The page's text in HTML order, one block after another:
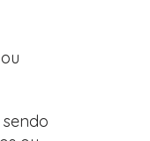
sendo